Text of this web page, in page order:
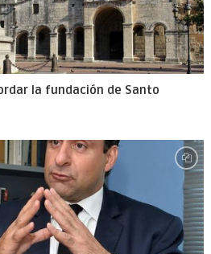
la fundación de Santo